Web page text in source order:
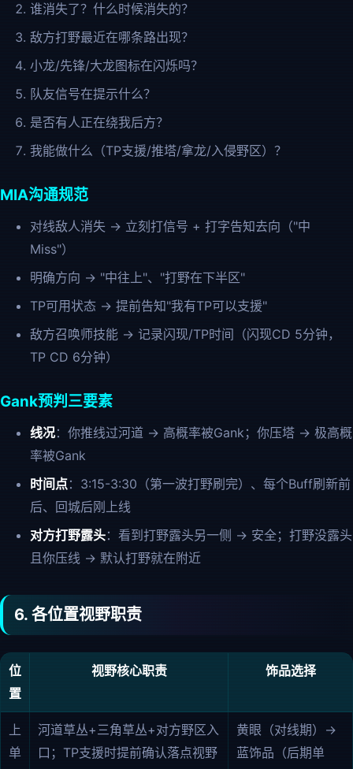
谁消失了？什么时候消失的？
敌方打野最近在哪条路出现？
小龙/先锋/大龙图标在闪烁吗？
队友信号在提示什么？
是否有人正在绕我后方？
我能做什么（TP支援/推塔/拿龙/入侵野区）？
MIA沟通规范
对线敌人消失 → 立刻打信号 + 打字告知去向（"中
Miss"）
明确方向 → "中往上"、"打野在下半区"
TP可用状态 → 提前告知"我有TP可以支援"
敌方召唤师技能 → 记录闪现/TP时间（闪现CD 5分钟，
TP CD 6分钟）
Gank预判三要素
线况：你推线过河道 → 高概率被Gank；你压塔 → 极高概
率被Gank
时间点：3:15-3:30（第一波打野刷完）、每个Buff刷新前
后、回城后刚上线
对方打野露头：看到打野露头另一侧 → 安全；打野没露头
且你压线 → 默认打野就在附近
6. 各位置视野职责
位
置
视野核心职责 饰品选择
上
单
河道草丛+三角草丛+对方野区入
口；TP支援时提前确认落点视野
黄眼（对线期）→
蓝饰品（后期单